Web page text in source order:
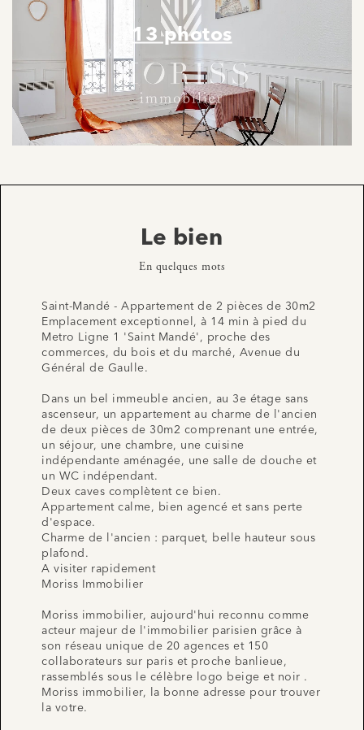
13 photos
Le bien
En quelques mots
Saint-Mandé - Appartement de 2 pièces de 30m2
Emplacement exceptionnel, à 14 min à pied du
Metro Ligne 1 'Saint Mandé', proche des
commerces, du bois et du marché, Avenue du
Général de Gaulle.
Dans un bel immeuble ancien, au 3e étage sans
ascenseur, un appartement au charme de l'ancien
de deux pièces de 30m2 comprenant une entrée,
un séjour, une chambre, une cuisine
indépendante aménagée, une salle de douche et
un WC indépendant.
Deux caves complètent ce bien.
Appartement calme, bien agencé et sans perte
d'espace.
Charme de l'ancien : parquet, belle hauteur sous
plafond.
A visiter rapidement
Moriss Immobilier
Moriss immobilier, aujourd'hui reconnu comme
acteur majeur de l'immobilier parisien grâce à
son réseau unique de 20 agences et 150
collaborateurs sur paris et proche banlieue,
rassemblés sous le célèbre logo beige et noir .
Moriss immobilier, la bonne adresse pour trouver
la votre.